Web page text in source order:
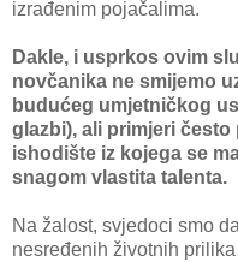
izrađenim pojačalima.
Dakle, i usprkos ovim
novčanika ne smijemo
budućeg umjetničkog
glazbi), ali primjeri
ishodište iz kojega se
snagom vlastita talenta.
Na žalost, svjedoci smo
nesređenih životnih